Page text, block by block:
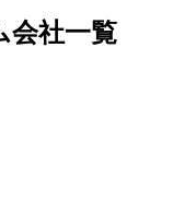
会社一覧